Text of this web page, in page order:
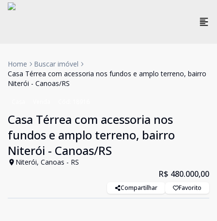
Home
Buscar imóvel
Casa Térrea com acessoria nos fundos e amplo terreno, bairro
Niterói - Canoas/RS
Casa Térrea com acessoria nos
fundos e amplo terreno, bairro
Niterói - Canoas/RS
Niterói, Canoas - RS
R$ 480.000,00
Compartilhar Favorito